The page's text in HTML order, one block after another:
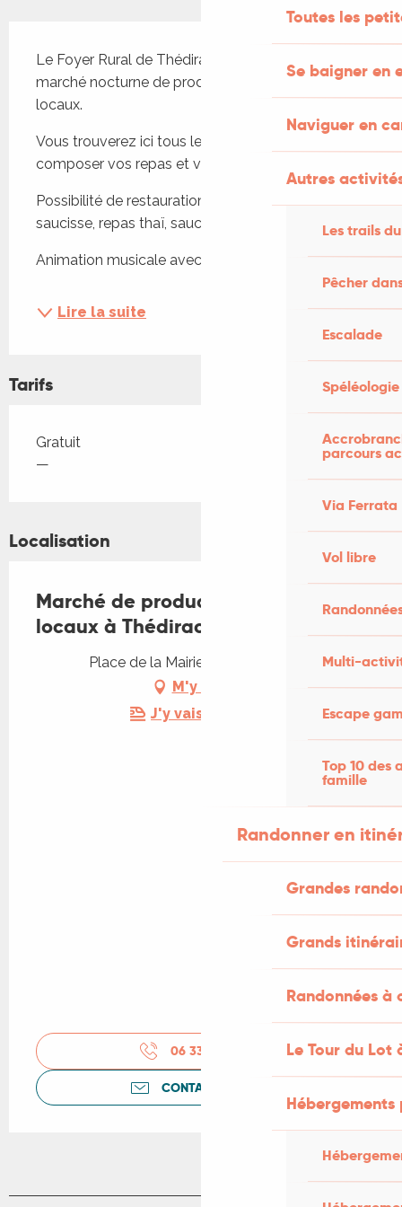
Toutes les
Se baigner en
Naviguer en
Autres
Les trails
Pêcher
Escalade
Spéléologie
parcours
Via Ferrata
Vol libre
Multi-
Escape
Top 10 des
famille
Randonner en
Grandes
Grands
Randonnées
Le Tour du Lot
Le Foyer Rural de Thédirac vous propose un
marché nocturne de producteurs et artisans
locaux.
Vous trouverez ici tous les produits locaux pour
composer vos repas et vous faire plaisir !
Possibilité de restauration sur place : aligot
saucisse, repas thaï, saucisse-frites.
Animation musicale avec...
Lire la suite
Tarifs
Tarifs 2026
Gratuit
—
Localisation
Marché de producteurs et artisans
locaux à Thédirac
Place de la Mairie, 46150 Thédirac
M'y rendre
J'y vais en train !
06 33 68 07
CONTACTEZ-NOUS